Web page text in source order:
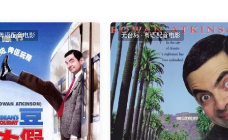
语配音电影 无台标·粤语配音电影